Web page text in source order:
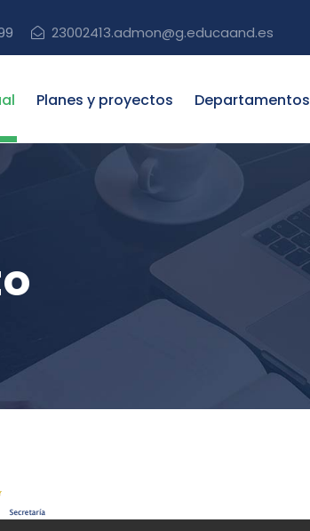
23002413.admon@g.educaand.es
Planes y proyectos Departamentos